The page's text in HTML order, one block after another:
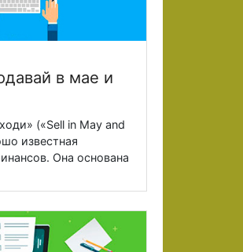
в мае и
(«Sell in May and
известная
Она основана